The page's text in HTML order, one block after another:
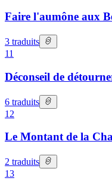
Faire l'aumône aux
3 traduits
11
Déconseil de
6 traduits
12
Le Montant de la
2 traduits
13